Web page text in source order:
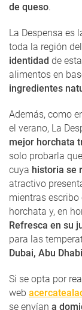
de queso.
La Despensa es
toda la región
identidad de
alimentos en
ingredientes
Además, como
el verano, La
mejor horchata
solo probarla
cuya historia se
atractivo
mientras
horchata y, en
Refresca en su
para las
Dubai, Abu
Si se opta por
web
se envían a